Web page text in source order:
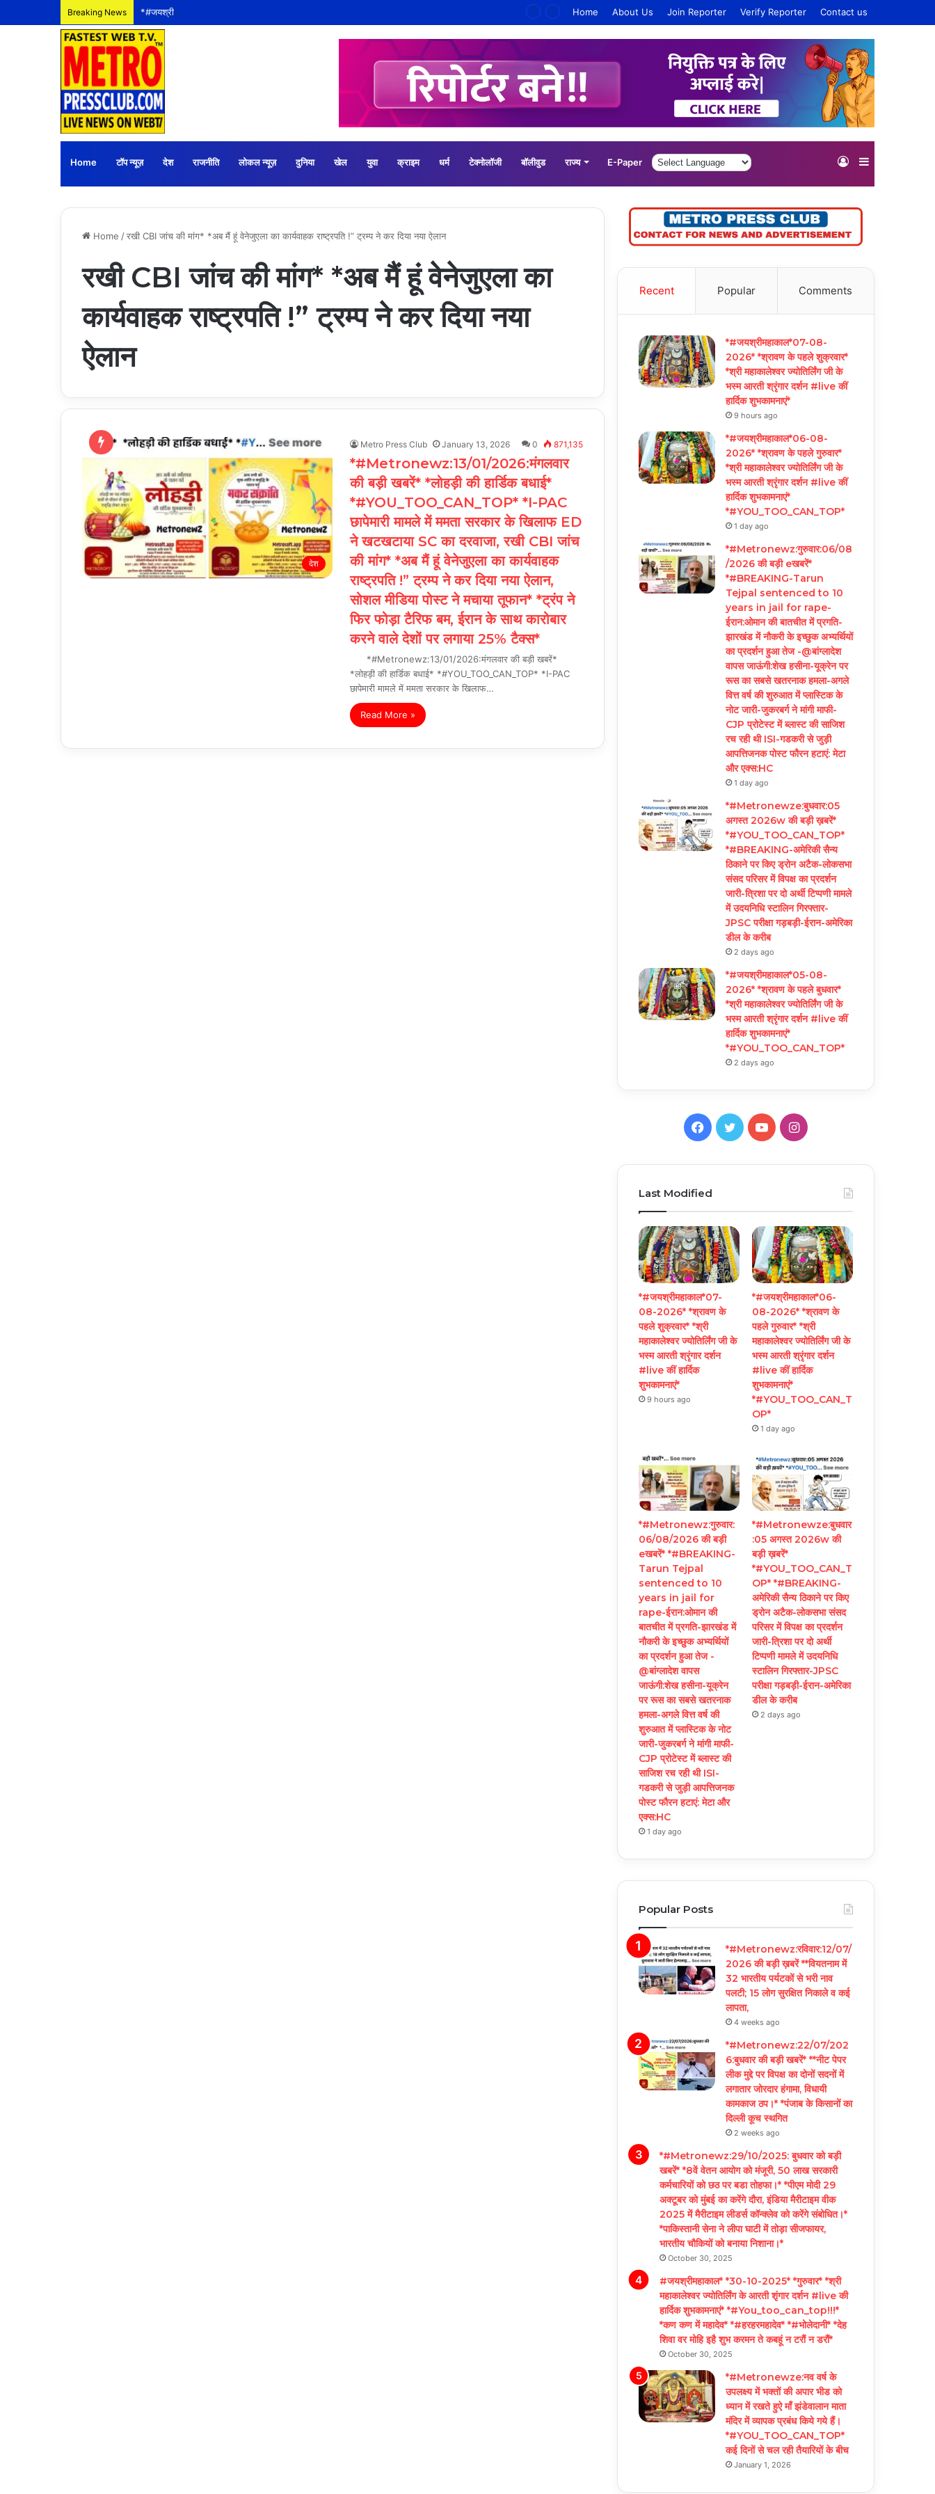
Breaking News Home About Us Join Reporter Verify Reporter Contact us
Home टॉप न्यूज़ देश राजनीति लोकल न्यूज़ दुनिया खेल युवा क्राइम धर्म टेक्नोलॉजी बॉलीवुड राज्य E-Paper Sidebar
Log
Home /रखी CBI जांच की मांग* *अब मैं हूं वेनेजुएला का कार्यवाहक राष्ट्रपति !” ट्रम्प ने कर दिया नया ऐलान
रखी CBI जांच की मांग* *अब मैं हूं वेनेजुएला का
कार्यवाहक राष्ट्रपति !” ट्रम्प ने कर दिया नया
ऐलान
देश
Metro Press Club January 13, 2026 0 871,135
*#Metronewz:13/01/2026:मंगलवार
की बड़ी खबरें* *लोहड़ी की हार्डिक बधाई*
*#YOU_TOO_CAN_TOP* *I-PAC
छापेमारी मामले में ममता सरकार के खिलाफ ED
ने खटखटाया SC का दरवाजा, रखी CBI जांच
की मांग* *अब मैं हूं वेनेजुएला का कार्यवाहक
राष्ट्रपति !” ट्रम्प ने कर दिया नया ऐलान,
सोशल मीडिया पोस्ट ने मचाया तूफान* *ट्रंप ने
फिर फोड़ा टैरिफ बम, ईरान के साथ कारोबार
करने वाले देशों पर लगाया 25% टैक्स*
*#Metronewz:13/01/2026:मंगलवार की बड़ी खबरें*
*लोहड़ी की हार्डिक बधाई* *#YOU_TOO_CAN_TOP* *I-PAC
छापेमारी मामले में ममता सरकार के खिलाफ…
Read More »
Recent Popular Comments
*#जयश्रीमहाकाल*07-08-
2026* *श्रावण के पहले शुक्रवार*
*श्री महाकालेश्वर ज्योतिर्लिंग जी के
भस्म आरती श्रृंगार दर्शन #live कीं
हार्दिक शुभकामनाएं*
9 hours ago
*#जयश्रीमहाकाल*06-08-
2026* *श्रावण के पहले गुरुवार*
*श्री महाकालेश्वर ज्योतिर्लिंग जी के
भस्म आरती श्रृंगार दर्शन #live कीं
हार्दिक शुभकामनाएं*
*#YOU_TOO_CAN_TOP*
1 day ago
*#Metronewz:गुरुवार:06/08
/2026 की बड़ी eखबरें*
*#BREAKING-Tarun
Tejpal sentenced to 10
years in jail for rape-
ईरान:ओमान की बातचीत में प्रगति-
झारखंड में नौकरी के इच्छुक अभ्यर्थियों
का प्रदर्शन हुआ तेज -@बांग्लादेश
वापस जाऊंगी:शेख हसीना-यूक्रेन पर
रूस का सबसे खतरनाक हमला-अगले
वित्त वर्ष की शुरुआत में प्लास्टिक के
नोट जारी-जुकरबर्ग ने मांगी माफी-
CJP प्रोटेस्ट में ब्लास्ट की साजिश
रच रही थी ISI-गडकरी से जुड़ी
आपत्तिजनक पोस्ट फौरन हटाएं: मेटा
और एक्स:HC
1 day ago
*#Metronewze:बुधवार:05
अगस्त 2026w की बड़ी ख़बरें*
*#YOU_TOO_CAN_TOP*
*#BREAKING-अमेरिकी सैन्य
ठिकाने पर किए ड्रोन अटैक-लोकसभा
संसद परिसर में विपक्ष का प्रदर्शन
जारी-त्रिशा पर दो अर्थी टिप्पणी मामले
में उदयनिधि स्टालिन गिरफ्तार-
JPSC परीक्षा गड़बड़ी-ईरान-अमेरिका
डील के करीब
2 days ago
*#जयश्रीमहाकाल*05-08-
2026* *श्रावण के पहले बुधवार*
*श्री महाकालेश्वर ज्योतिर्लिंग जी के
भस्म आरती श्रृंगार दर्शन #live कीं
हार्दिक शुभकामनाएं*
*#YOU_TOO_CAN_TOP*
2 days ago
Facebook
TwitterYouTubeInstagram
Last Modified
*#जयश्रीमहाकाल*07-
08-2026* *श्रावण के
पहले शुक्रवार* *श्री
महाकालेश्वर ज्योतिर्लिंग जी के
भस्म आरती श्रृंगार दर्शन
#live कीं हार्दिक
शुभकामनाएं*
9 hours ago
*#जयश्रीमहाकाल*06-
08-2026* *श्रावण के
पहले गुरुवार* *श्री
महाकालेश्वर ज्योतिर्लिंग जी के
भस्म आरती श्रृंगार दर्शन
#live कीं हार्दिक
शुभकामनाएं*
*#YOU_TOO_CAN_T
OP*
1 day ago
*#Metronewz:गुरुवार:
06/08/2026 की बड़ी
eखबरें* *#BREAKING-
Tarun Tejpal
sentenced to 10
years in jail for
rape-ईरान:ओमान की
बातचीत में प्रगति-झारखंड में
नौकरी के इच्छुक अभ्यर्थियों
का प्रदर्शन हुआ तेज -
@बांग्लादेश वापस
जाऊंगी:शेख हसीना-यूक्रेन
पर रूस का सबसे खतरनाक
हमला-अगले वित्त वर्ष की
शुरुआत में प्लास्टिक के नोट
जारी-जुकरबर्ग ने मांगी माफी-
CJP प्रोटेस्ट में ब्लास्ट की
साजिश रच रही थी ISI-
गडकरी से जुड़ी आपत्तिजनक
पोस्ट फौरन हटाएं: मेटा और
एक्स:HC
1 day ago
*#Metronewze:बुधवार
:05 अगस्त 2026w की
बड़ी ख़बरें*
*#YOU_TOO_CAN_T
OP* *#BREAKING-
अमेरिकी सैन्य ठिकाने पर किए
ड्रोन अटैक-लोकसभा संसद
परिसर में विपक्ष का प्रदर्शन
जारी-त्रिशा पर दो अर्थी
टिप्पणी मामले में उदयनिधि
स्टालिन गिरफ्तार-JPSC
परीक्षा गड़बड़ी-ईरान-अमेरिका
डील के करीब
2 days ago
Popular Posts
*#Metronewz:रविवार:12/07/
2026 की बड़ी ख़बरें **वियतनाम में
32 भारतीय पर्यटकों से भरी नाव
पलटी; 15 लोग सुरक्षित निकाले व कई
लापता,
4 weeks ago
*#Metronewz:22/07/202
6:बुधवार की बड़ी खबरें* **नीट पेपर
लीक मुद्दे पर विपक्ष का दोनों सदनों में
लगातार जोरदार हंगामा, विधायी
कामकाज ठप।* *पंजाब के किसानों का
दिल्ली कूच स्थगित
2 weeks ago
*#Metronewz:29/10/2025: बुधवार को बड़ी
खबरें* *8वें वेतन आयोग को मंजूरी, 50 लाख सरकारी
कर्मचारियों को छठ पर बडा तोहफा।* *पीएम मोदी 29
अक्टूबर को मुंबई का करेंगे दौरा, इंडिया मैरीटाइम वीक
2025 में मैरीटाइम लीडर्स कॉन्क्लेव को करेंगे संबोधित।*
*पाकिस्तानी सेना ने लीपा घाटी में तोड़ा सीजफायर,
भारतीय चौकियों को बनाया निशाना।*
October 30, 2025
#जयश्रीमहाकाल* *30-10-2025* *गुरुवार* *श्री
महाकालेश्वर ज्योतिर्लिंग के आरती शृंगार दर्शन #live की
हार्दिक शुभकामनाएं* *#You_too_can_top!!!*
*कण कण में महादेव* *#हरहरमहादेव* *#भोलेदानी* *देह
शिवा वर मोहि इहै शुभ करमन ते कबहूं न टरौं न डरौं*
October 30, 2025
*#Metronewze:नव वर्ष के
उपलक्ष्य में भक्तों की अपार भीड को
ध्यान में रखते हुऐ माँ झंडेवालान माता
मंदिर में व्यापक प्रबंध किये गये हैं।
*#YOU_TOO_CAN_TOP*
कई दिनों से चल रही तैयारियों के बीच
January 1, 2026